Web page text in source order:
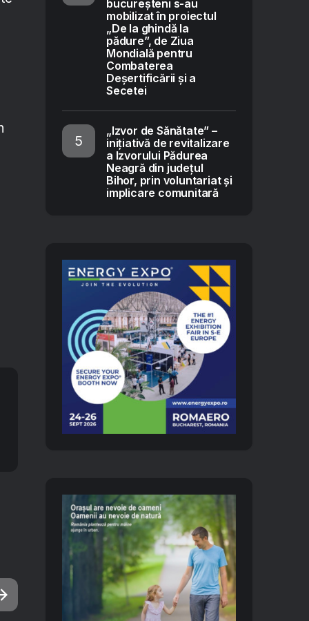
bucureșteni s-au
mobilizat în proiectul
„De la ghindă la
pădure”, de Ziua
Mondială pentru
Combaterea
Deșertificării și a
Secetei
„Izvor de Sănătate” –
inițiativă de revitalizare
a Izvorului Pădurea
Neagră din județul
Bihor, prin voluntariat și
implicare comunitară